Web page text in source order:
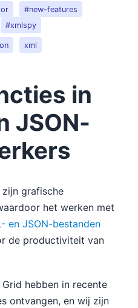
#new-features
#xmlspy
xml
in
JSON-
grafische
het werken met
en JSON-bestanden
de productiviteit van
hebben in recente
ontvangen, en wij zijn